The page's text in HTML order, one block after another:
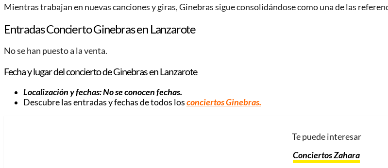
Mientras trabajan en nuevas canciones y giras, Ginebras sigue consolidándose como una de las
Entradas Concierto Ginebras en Lanzarote
No se han puesto a la venta.
Fecha y lugar del concierto de Ginebras en Lanzarote
Localización y fechas:No se conocen fechas.
Descubre las entradas y fechas de todos losconciertos Ginebras.
Te puede interesar
Conciertos Zahara